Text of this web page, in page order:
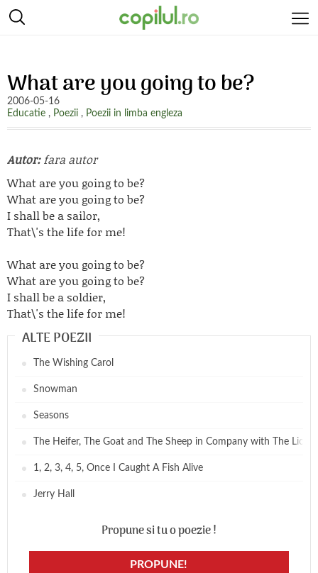
What are you going to be?
2006-05-16
Educatie , Poezii , Poezii in limba engleza
Autor:fara autor
What are you going to be?
What are you going to be?
I shall be a sailor,
That\'s the life for me!
What are you going to be?
What are you going to be?
I shall be a soldier,
That\'s the life for me!
ALTE POEZII
The Wishing Carol
Snowman
Seasons
The Heifer, The Goat and The Sheep in Company with The Lion
1, 2, 3, 4, 5, Once I Caught A Fish Alive
Jerry Hall
Propune si tu o poezie !
PROPUNE!